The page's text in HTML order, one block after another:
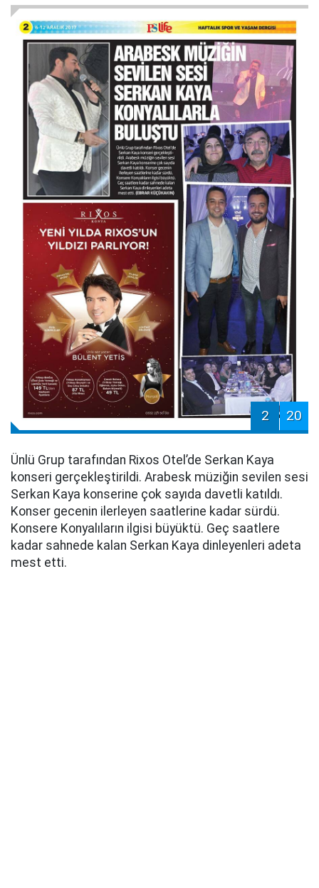
2 20
Ünlü Grup tarafından Rixos Otel’de Serkan Kaya
konseri gerçekleştirildi. Arabesk müziğin sevilen sesi
Serkan Kaya konserine çok sayıda davetli katıldı.
Konser gecenin ilerleyen saatlerine kadar sürdü.
Konsere Konyalıların ilgisi büyüktü. Geç saatlere
kadar sahnede kalan Serkan Kaya dinleyenleri adeta
mest etti.